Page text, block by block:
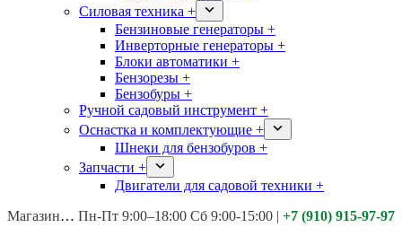
Силовая техника +
Бензиновые генераторы +
Инверторные генераторы +
Блоки автоматики +
Бензорезы +
Бензобуры +
Ручной садовый инструмент +
Оснастка и комплектующие +
Шнеки для бензобуров +
Запчасти +
Двигатели для садовой техники +
Магазины: Калуга ул. Московская д.113
Пн-Пт 9:00–18:00 Сб 9:00-15:00 | +7 (910) 915-97-97